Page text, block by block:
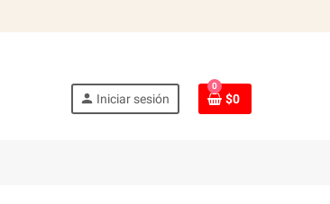
person Iniciar sesión
0
$0